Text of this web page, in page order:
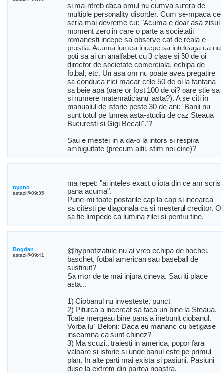
si ma-ntreb daca omul nu cumva sufera de
multiple personality disorder. Cum se-mpaca ce
scria mai devreme cu: "Acuma e doar asa zisul
moment zero in care o parte a societatii
romanesti incepe sa observe cat de reala e
prostia. Acuma lumea incepe sa inteleaga ca nu
poti sa ai un analfabet cu 3 clase si 50 de oi
director de societate comerciala, echipa de
fotbal, etc. Un asa om nu poate avea pregatire
sa conduca nici macar cele 50 de oi la fantana
sa beie apa (oare or fost 100 de oi? oare stie sa
si numere matematicianu' asta?). A se citi in
manualul de istorie peste 30 de ani: "Banii nu
sunt totul pe lumea asta-studiu de caz Steaua
Bucuresti si Gigi Becali"."?
Sau e mester in a da-o la intors si respira
ambiguitate (precum altii, stim noi cine)?
hypno
astazi@09:35
ma repet: "ai inteles exact o iota din ce am scris
pana acuma".
Pune-mi toate postarile cap la cap si incearca
sa citesti pe diagonala ca si mesterul creditor. O
sa fie limpede ca lumina zilei si pentru tine.
Bogdan
astazi@09:41
@hypnotizatule nu ai vreo echipa de hochei,
baschet, fotbal american sau baseball de
sustinut?
Sa mor de te mai injura cineva. Sau iti place
asta...
1) Ciobanul nu investeste. punct
2) Piturca a incercat sa faca un bine la Steaua.
Toate mergeau bine pana a inebunit ciobanul.
Vorba lu` Beloni: Daca eu mananc cu betigase
inseamna ca sunt chinez?
3) Ma scuzi.. traiesti in america, popor fara
valoare si istorie si unde banul este pe primul
plan. In alte parti mai exista si pasiuni. Pasiuni
duse la extrem din partea noastra.